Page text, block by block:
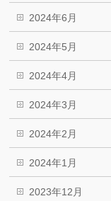
2024年6月
2024年5月
2024年4月
2024年3月
2024年2月
2024年1月
2023年12月